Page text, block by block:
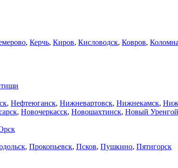
, Керчь, Киров, Кисловодск, Ковров, Коломна
, Нефтеюганск, Нижневартовск, Нижнекамск,
, Новочеркасск, Новошахтинск, Новый Уренгой
, Прокопьевск, Псков, Пушкино, Пятигорск